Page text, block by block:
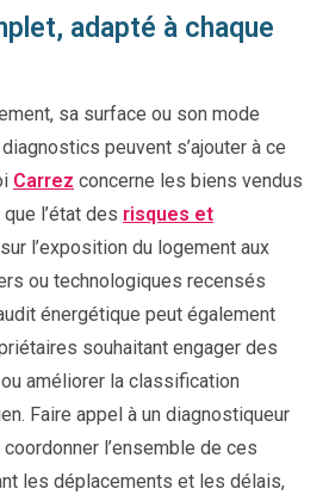
adapté à chaque
sa surface ou son mode
diagnostics peuvent s’ajouter à ce
Carrez concerne les biens vendus
l’état des risques et
l’exposition du logement aux
ou technologiques recensés
énergétique peut également
souhaitant engager des
améliorer la classification
Faire appel à un diagnostiqueur
l’ensemble de ces
les déplacements et les délais,